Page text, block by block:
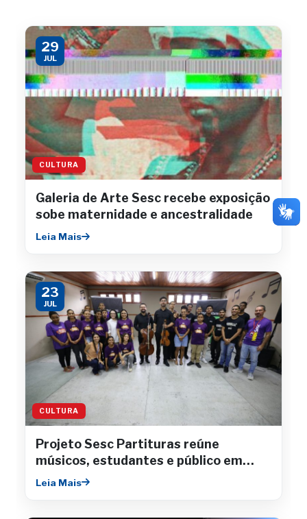
29
JUL
CULTURA
Galeria de Arte Sesc recebe exposição
sobe maternidade e ancestralidade
Leia Mais
23
JUL
CULTURA
Projeto Sesc Partituras reúne
músicos, estudantes e público em
concertos gratuitos
Leia Mais